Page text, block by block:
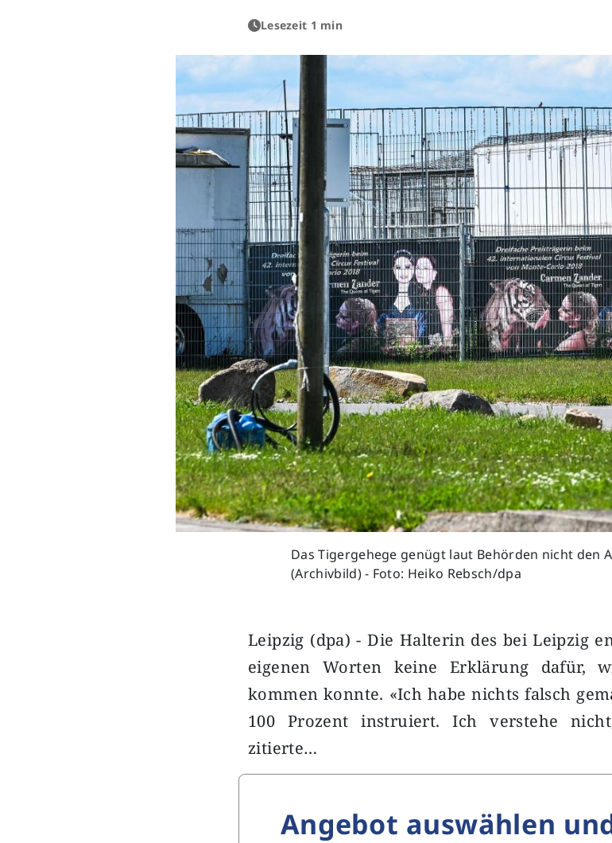
Lesezeit 1 min
Das Tigergehege genügt laut Behörden nicht den
(Archivbild) - Foto: Heiko Rebsch/dpa
Leipzig (dpa) - Die Halterin des bei Leipzig
eigenen Worten keine Erklärung dafür,
kommen konnte. «Ich habe nichts falsch
100 Prozent instruiert. Ich verstehe
zitierte…
Angebot auswählen